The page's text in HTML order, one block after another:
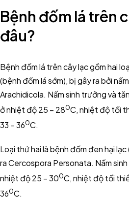
Bệnh đốm lá trên
đâu?
Bệnh đốm lá trên cây lạc gồm hai
(bệnh đốm lá sớm), bị gây ra bởi
Arachidicola. Nấm sinh trưởng và
ở nhiệt độ 25 – 280C, nhiệt độ tối
33 – 360C.
Loại thứ hai là bệnh đốm đen hại
ra Cercospora Personata. Nấm
nhiệt độ 25 – 300C, nhiệt độ tối
360C.